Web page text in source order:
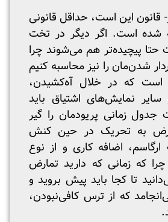
قانون این است، حداقل قانونی
شده است. اگر دیگر در تخت
حتا پیچیده‌تر هم می‌شوند چرا
شدن‌مان را نیز محاسبه کنیم
است که در خلال آه‌کشیدن،
نمایش‌های اشتیاق باید
زمانی پریودمان را گیر
به تحریک در حین کنش
اضافه کاری و از نوع
که زمانی که دارید تمارض
تا کجا باید پیش بروید و
که از ترس کافی‌نبودن،